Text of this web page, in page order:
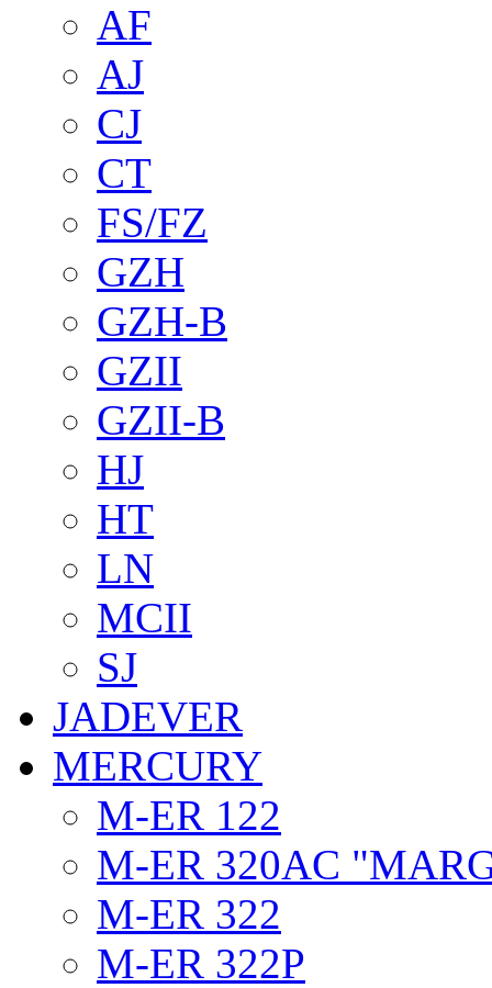
AF
AJ
CJ
CT
FS/FZ
GZH
GZH-B
GZII
GZII-B
HJ
HT
LN
MCII
SJ
JADEVER
MERCURY
M-ER 122
M-ER 320AC
M-ER 322
M-ER 322P